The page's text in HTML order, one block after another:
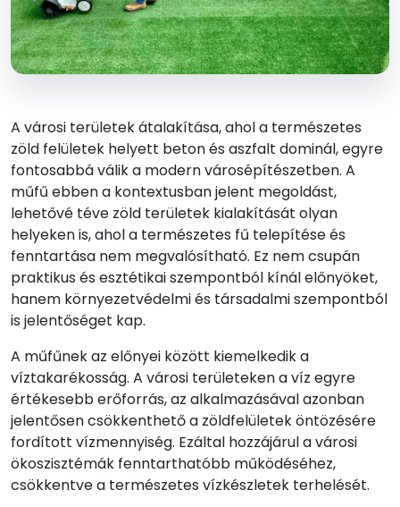
A városi területek átalakítása, ahol a természetes
zöld felületek helyett beton és aszfalt dominál, egyre
fontosabbá válik a modern városépítészetben. A
műfű ebben a kontextusban jelent megoldást,
lehetővé téve zöld területek kialakítását olyan
helyeken is, ahol a természetes fű telepítése és
fenntartása nem megvalósítható. Ez nem csupán
praktikus és esztétikai szempontból kínál előnyöket,
hanem környezetvédelmi és társadalmi szempontból
is jelentőséget kap.
A műfűnek az előnyei között kiemelkedik a
víztakarékosság. A városi területeken a víz egyre
értékesebb erőforrás, az alkalmazásával azonban
jelentősen csökkenthető a zöldfelületek öntözésére
fordított vízmennyiség. Ezáltal hozzájárul a városi
ökoszisztémák fenntarthatóbb működéséhez,
csökkentve a természetes vízkészletek terhelését.